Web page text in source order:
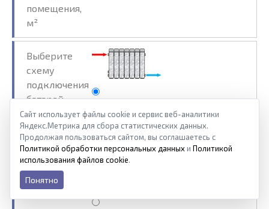
помещения,
м²
Выберите
схему
подключения
батарей
Сайт использует файлы cookie и сервис веб-аналитики
Яндекс.Метрика для сбора статистических данных.
Продолжая пользоваться сайтом, вы соглашаетесь с
Политикой обработки персональных данных и Политикой
использования файлов cookie.
Понятно